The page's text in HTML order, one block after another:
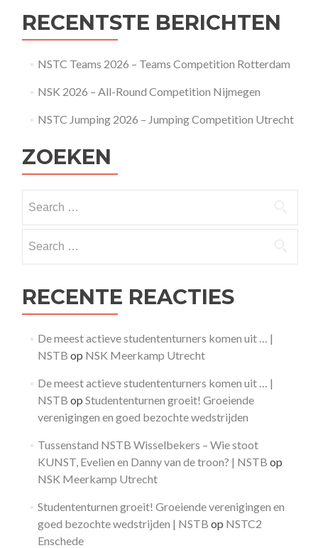
RECENTSTE BERICHTEN
NSTC Teams 2026 – Teams Competition Rotterdam
NSK 2026 – All-Round Competition Nijmegen
NSTC Jumping 2026 – Jumping Competition Utrecht
ZOEKEN
for:
for:
RECENTE REACTIES
De meest actieve studententurners komen uit … |
NSTB op NSK Meerkamp Utrecht
De meest actieve studententurners komen uit … |
NSTB op Studententurnen groeit! Groeiende
verenigingen en goed bezochte wedstrijden
Tussenstand NSTB Wisselbekers – Wie stoot
KUNST, Evelien en Danny van de troon? | NSTB op
NSK Meerkamp Utrecht
Studententurnen groeit! Groeiende verenigingen en
goed bezochte wedstrijden | NSTB op NSTC2
Enschede